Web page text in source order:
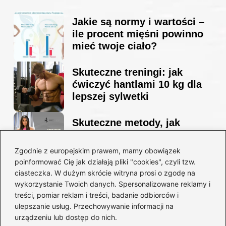
Zgodnie z europejskim prawem, mamy obowiązek
poinformować Cię jak działają pliki "cookies", czyli tzw.
ciasteczka. W dużym skrócie witryna prosi o zgodę na
wykorzystanie Twoich danych. Spersonalizowane reklamy i
treści, pomiar reklam i treści, badanie odbiorców i
ulepszanie usług. Przechowywanie informacji na
urządzeniu lub dostęp do nich.
Jakie są normy i wartości –
ile procent mięśni powinno
mieć twoje ciało?
Skuteczne treningi: jak
ćwiczyć hantlami 10 kg dla
lepszej sylwetki
Skuteczne metody, jak
schudnąć i wyrzeźbić
sylwetkę w zaledwie 90 dni
Idealny garnitur: jak dobrać
go do swojej sylwetki?